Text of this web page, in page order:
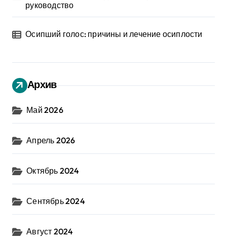
руководство
Осипший голос: причины и лечение осиплости
Архив
Май 2026
Апрель 2026
Октябрь 2024
Сентябрь 2024
Август 2024